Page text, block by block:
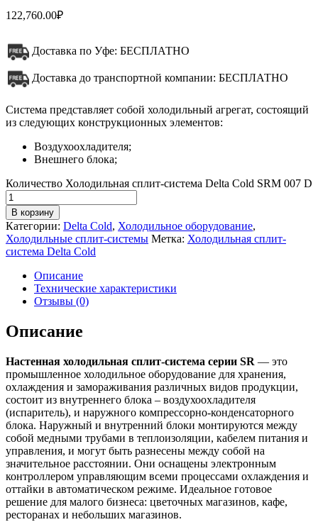
122,760.00₽
Доставка по Уфе: БЕСПЛАТНО
Доставка до транспортной компании: БЕСПЛАТНО
Система представляет собой холодильный агрегат, состоящий
из следующих конструкционных элементов:
Воздухоохладителя;
Внешнего блока;
Количество Холодильная сплит-система Delta Cold SRM 007 D
В корзину
Категории: Delta Cold, Холодильное оборудование,
Холодильные сплит-системы Метка: Холодильная сплит-
система Delta Cold
Описание
Технические характеристики
Отзывы (0)
Описание
Настенная холодильная сплит-система серии SR — это
промышленное холодильное оборудование для хранения,
охлаждения и замораживания различных видов продукции,
состоит из внутреннего блока – воздухоохладителя
(испаритель), и наружного компрессорно-конденсаторного
блока. Наружный и внутренний блоки монтируются между
собой медными трубами в теплоизоляции, кабелем питания и
управления, и могут быть разнесены между собой на
значительное расстоянии. Они оснащены электронным
контроллером управляющим всеми процессами охлаждения и
оттайки в автоматическом режиме. Идеальное готовое
решение для малого бизнеса: цветочных магазинов, кафе,
ресторанах и небольших магазинов.